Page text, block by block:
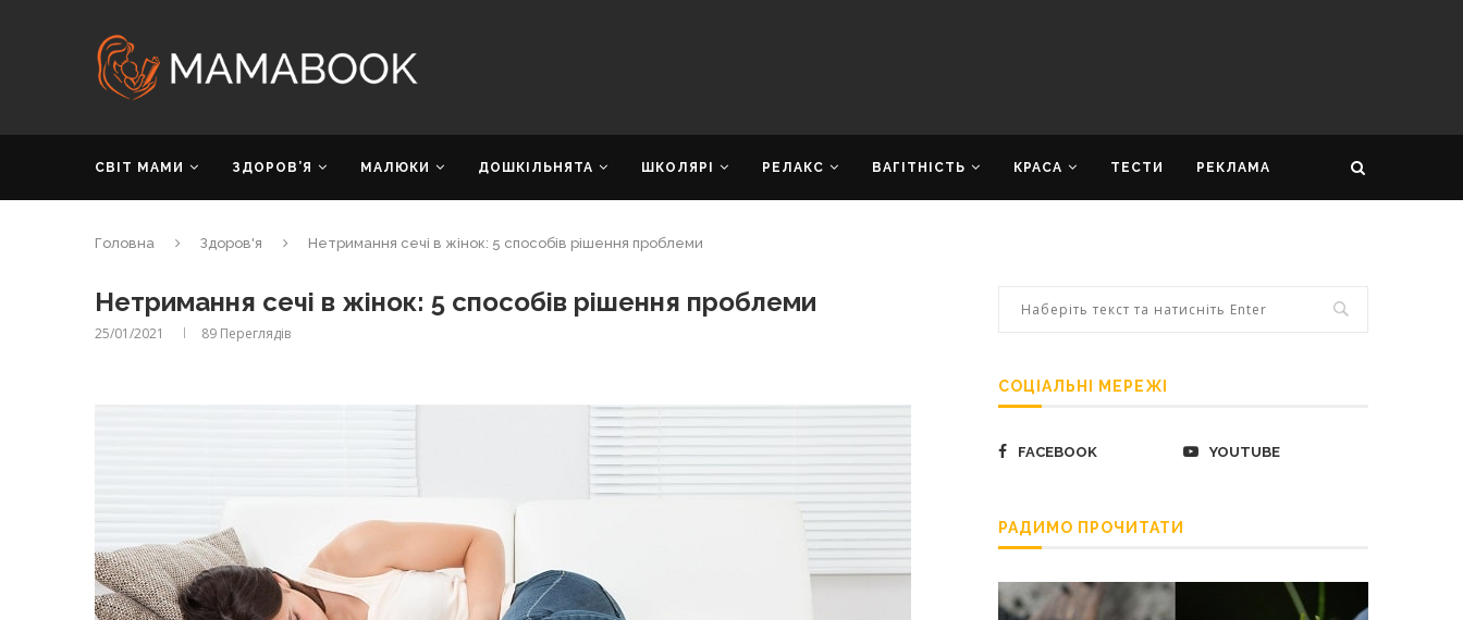
СВІТ МАМИ ЗДОРОВ’Я МАЛЮКИ ДОШКІЛЬНЯТА ШКОЛЯРІ РЕЛАКС ВАГІТНІСТЬ КРАСА ТЕСТИ РЕКЛАМА
Головна Здоров'я Нетримання сечі в жінок: 5 способів рішення проблеми
Нетримання сечі в жінок: 5 способів рішення проблеми
25/01/2021 89 Переглядів
СОЦІАЛЬНІ МЕРЕЖІ
FACEBOOK YOUTUBE
РАДИМО ПРОЧИТАТИ